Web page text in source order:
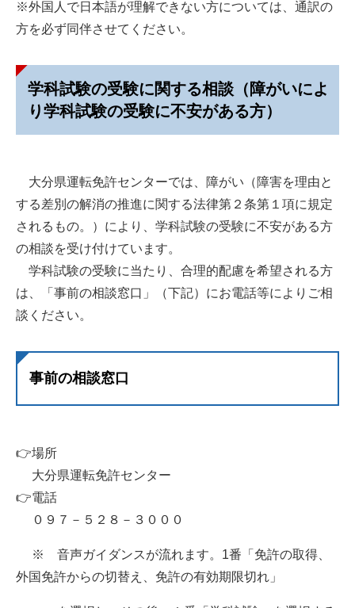
※外国人で日本語が理解できない方については、通訳の
方を必ず同伴させてください。
学科試験の受験に関する相談（障がいによ
り学科試験の受験に不安がある方）
大分県運転免許センターでは、障がい（障害を理由と
する差別の解消の推進に関する法律第２条第１項に規定
されるもの。）により、学科試験の受験に不安がある方
の相談を受け付けています。
学科試験の受験に当たり、合理的配慮を希望される方
は、「事前の相談窓口」（下記）にお電話等によりご相
談ください。
事前の相談窓口
👉場所
大分県運転免許センター
👉電話
０９７－５２８－３０００
※ 音声ガイダンスが流れます。1番「免許の取得、
外国免許からの切替え、免許の有効期限切れ」